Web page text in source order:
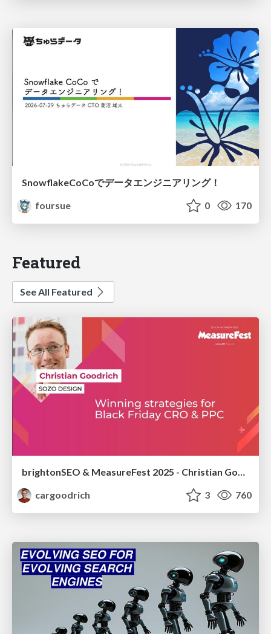
SnowflakeCoCoでデータエンジニアリング！
foursue
0 170
Featured
See All Featured
brightonSEO & MeasureFest 2025 - Christian Goodrich - Winning strategies for Black Friday CRO & PPC
cargoodrich
3 760